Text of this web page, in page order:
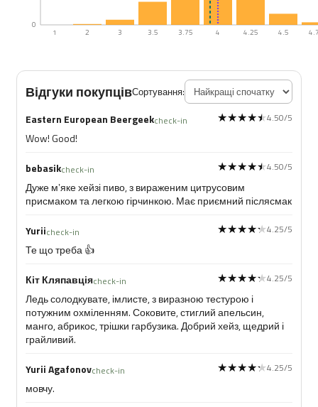
1 2 3 3.5 3.75 4 4.25 4.5
0
Відгуки покупцівСортування:
Eastern European Beergeekcheck-in ★★★★★
★★★★★4.50/5
Wow! Good!
bebasikcheck-in ★★★★★
★★★★★4.50/5
Дуже мʼяке хейзі пиво, з вираженим цитрусовим
присмаком та легкою гірчинкою. Має приємний післясмак
Yuriicheck-in ★★★★★
★★★★★4.25/5
Те що треба 👍
Кіт Кляпавціяcheck-in ★★★★★
★★★★★4.25/5
Ледь солодкувате, імлисте, з виразною тестурою і
потужним охміленням. Соковите, стиглий апельсин,
манго, абрикос, трішки гарбузика. Добрий хейз, щедрий і
грайливий.
Yurii Agafonovcheck-in ★★★★★
★★★★★4.25/5
мовчу.